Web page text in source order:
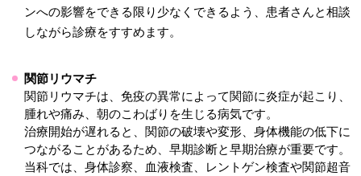
ンへの影響をできる限り少なくできるよう、患者さんと相談
しながら診療をすすめます。
関節リウマチ
関節リウマチは、免疫の異常によって関節に炎症が起こり、
腫れや痛み、朝のこわばりを生じる病気です。
治療開始が遅れると、関節の破壊や変形、身体機能の低下に
つながることがあるため、早期診断と早期治療が重要です。
当科では、身体診察、血液検査、レントゲン検査や関節超音